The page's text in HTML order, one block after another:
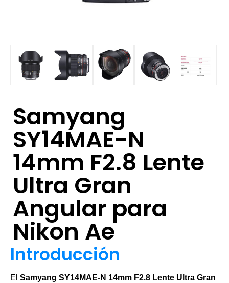
Samyang
SY14MAE-N
14mm F2.8 Lente
Ultra Gran
Angular para
Nikon Ae
Introducción
El Samyang SY14MAE-N 14mm F2.8 Lente Ultra Gran